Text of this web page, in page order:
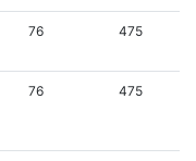
76 475
76 475